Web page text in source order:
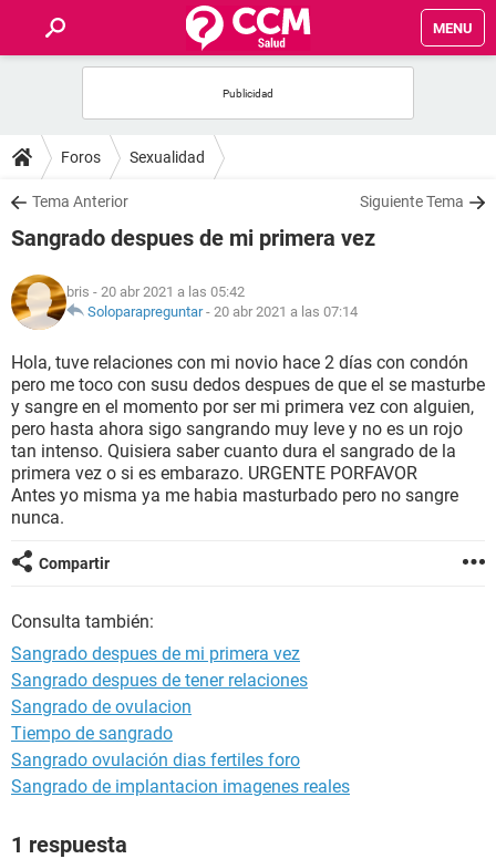
MENU
FOROS
SALUD
FAMILIA
NUTRICIÓN
BIENESTAR
SEXUALIDAD
GLOSARIO
Foros Sexualidad
Tema Anterior Siguiente Tema
Sangrado despues de mi primera vez
bris - 20 abr 2021 a las 05:42
Soloparapreguntar- 20 abr 2021 a las 07:14
Hola, tuve relaciones con mi novio hace 2 días con condón
pero me toco con susu dedos despues de que el se masturbe
y sangre en el momento por ser mi primera vez con alguien,
pero hasta ahora sigo sangrando muy leve y no es un rojo
tan intenso. Quisiera saber cuanto dura el sangrado de la
primera vez o si es embarazo. URGENTE PORFAVOR
Antes yo misma ya me habia masturbado pero no sangre
nunca.
Compartir
Consulta también:
Sangrado despues de mi primera vez
Sangrado despues de tener relaciones
Sangrado de ovulacion
Tiempo de sangrado
Sangrado ovulación dias fertiles foro
Sangrado de implantacion imagenes reales
1 respuesta